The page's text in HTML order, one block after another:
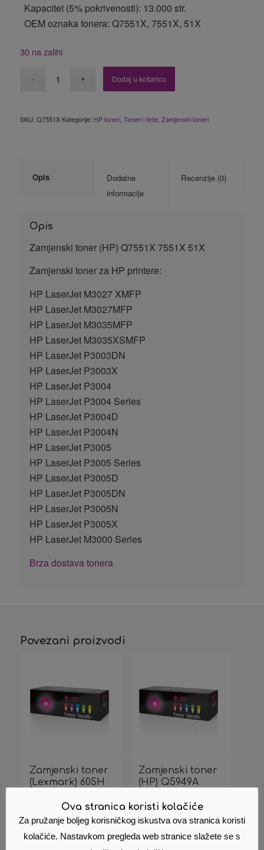
Kapacitet (5% pokrivenosti): 13.000 str.
OEM oznaka tonera: Q7551X, 7551X, 51X
30 na zalihi
Dodaj u košaricu
SKU: Q7551X Kategorije: HP toneri, Toneri i tinte, Zamjenski toneri
Opis
Dodatne
informacije
Recenzije (0)
Opis
Zamjenski toner (HP) Q7551X 7551X 51X
Zamjenski toner za HP printere:
HP LaserJet M3027 XMFP
HP LaserJet M3027MFP
HP LaserJet M3035MFP
HP LaserJet M3035XSMFP
HP LaserJet P3003DN
HP LaserJet P3003X
HP LaserJet P3004
HP LaserJet P3004 Series
HP LaserJet P3004D
HP LaserJet P3004N
HP LaserJet P3005
HP LaserJet P3005 Series
HP LaserJet P3005D
HP LaserJet P3005DN
HP LaserJet P3005N
HP LaserJet P3005X
HP LaserJet M3000 Series
Brza dostava tonera
Povezani proizvodi
Zamjenski toner
(Lexmark) 605H
Cijena s PDV
om
Zamjenski toner
(HP) Q5949A
17,52 € Cijena s PDV
om
Ova stranica koristi kolačiće
Za pružanje boljeg korisničkog iskustva ova stranica koristi
kolačiće. Nastavkom pregleda web stranice slažete se s